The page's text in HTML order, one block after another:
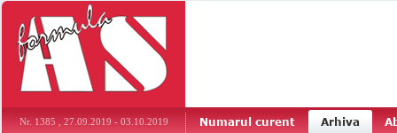
Nr. 1385 , 27.09.2019 - 03.10.2019 Numarul curent Arhiva